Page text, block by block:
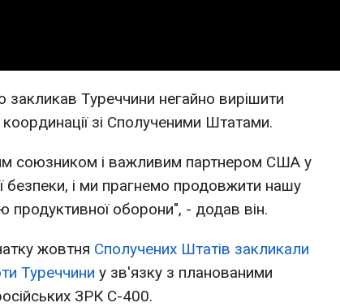
закликав Туреччини негайно вирішити
зі Сполученими Штатами.
союзником і важливим партнером США у
безпеки, і ми прагнемо продовжити нашу
продуктивної оборони", - додав він.
жовтня Сполучених Штатів закликали
Туреччини у зв'язку з планованими
ЗРК С-400.